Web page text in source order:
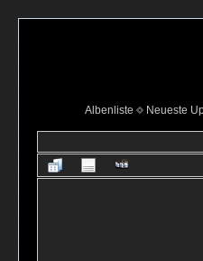
Albenliste
Neueste